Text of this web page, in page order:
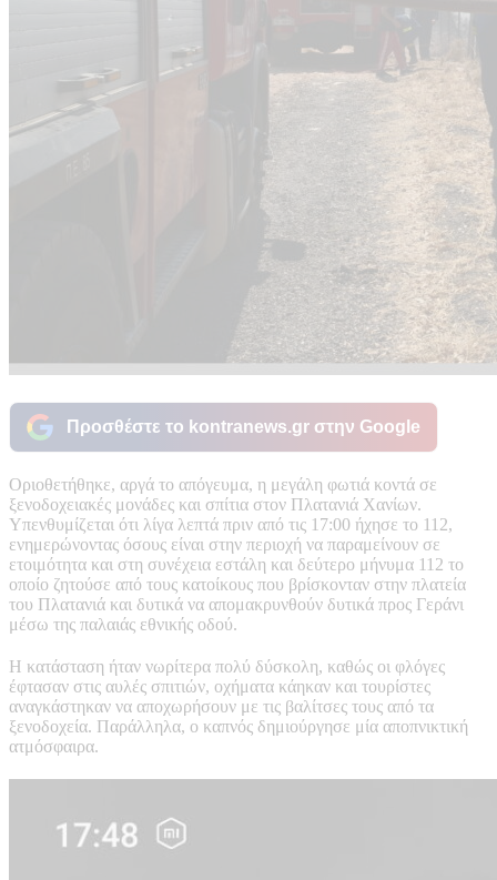
Προσθέστε το kontranews.gr στην Google
Οριοθετήθηκε, αργά το απόγευμα, η μεγάλη φωτιά κοντά σε
ξενοδοχειακές μονάδες και σπίτια στον Πλατανιά Χανίων.
Υπενθυμίζεται ότι λίγα λεπτά πριν από τις 17:00 ήχησε το 112,
ενημερώνοντας όσους είναι στην περιοχή να παραμείνουν σε
ετοιμότητα και στη συνέχεια εστάλη και δεύτερο μήνυμα 112 το
οποίο ζητούσε από τους κατοίκους που βρίσκονταν στην πλατεία
του Πλατανιά και δυτικά να απομακρυνθούν δυτικά προς Γεράνι
μέσω της παλαιάς εθνικής οδού.
Η κατάσταση ήταν νωρίτερα πολύ δύσκολη, καθώς οι φλόγες
έφτασαν στις αυλές σπιτιών, οχήματα κάηκαν και τουρίστες
αναγκάστηκαν να αποχωρήσουν με τις βαλίτσες τους από τα
ξενοδοχεία. Παράλληλα, ο καπνός δημιούργησε μία αποπνικτική
ατμόσφαιρα.